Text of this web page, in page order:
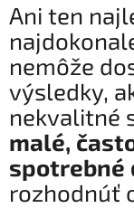
Ani ten
nemôže
výsledky,
nekvalitné
malé,
spotrebné
rozhodnúť